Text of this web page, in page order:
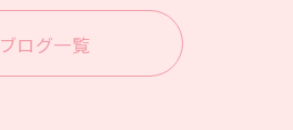
ブログ一覧